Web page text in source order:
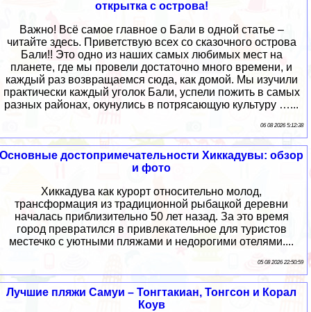
открытка с острова!
Важно! Всё самое главное о Бали в одной статье –
читайте здесь. Приветствую всех со сказочного острова
Бали!! Это одно из наших самых любимых мест на
планете, где мы провели достаточно много времени, и
каждый раз возвращаемся сюда, как домой. Мы изучили
практически каждый уголок Бали, успели пожить в самых
разных районах, окунулись в потрясающую культуру …...
06 08 2026 5:12:38
Основные достопримечательности Хиккадувы: обзор
и фото
Хиккадува как курорт относительно молод,
трансформация из традиционной рыбацкой деревни
началась приблизительно 50 лет назад. За это время
город превратился в привлекательное для туристов
местечко с уютными пляжами и недорогими отелями....
05 08 2026 22:50:59
Лучшие пляжи Самуи – Тонгтакиан, Тонгсон и Корал
Коув